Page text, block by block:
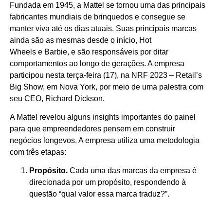
Fundada em 1945, a Mattel se tornou uma das principais
fabricantes mundiais de brinquedos e consegue se
manter viva até os dias atuais. Suas principais marcas
ainda são as mesmas desde o início, Hot
Wheels e Barbie, e são responsáveis por ditar
comportamentos ao longo de gerações. A empresa
participou nesta terça-feira (17), na NRF 2023 – Retail’s
Big Show, em Nova York, por meio de uma palestra com
seu CEO, Richard Dickson.
A Mattel revelou alguns insights importantes do painel
para que empreendedores pensem em construir
negócios longevos. A empresa utiliza uma metodologia
com três etapas:
Propósito. Cada uma das marcas da empresa é
direcionada por um propósito, respondendo à
questão “qual valor essa marca traduz?”.